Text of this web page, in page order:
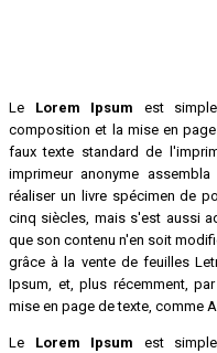
Le Lorem Ipsum est
composition et la mise en
faux texte standard de
imprimeur anonyme
réaliser un livre spécimen de
cinq siècles, mais s'est aussi
que son contenu n'en soit
grâce à la vente de feuilles
Ipsum, et, plus récemment,
mise en page de texte, comme
Le Lorem Ipsum est